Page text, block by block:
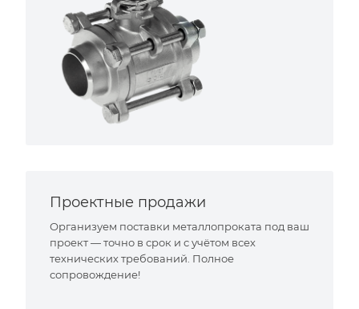
Проектные продажи
Организуем поставки металлопроката под ваш
проект — точно в срок и с учётом всех
технических требований. Полное
сопровождение!